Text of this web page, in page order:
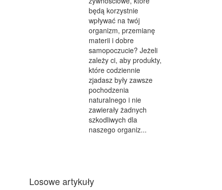
będą korzystnie
wpływać na twój
organizm, przemianę
materii i dobre
samopoczucie? Jeżeli
zależy ci, aby produkty,
które codziennie
zjadasz były zawsze
pochodzenia
naturalnego i nie
zawierały żadnych
szkodliwych dla
naszego organiz...
Losowe artykuły